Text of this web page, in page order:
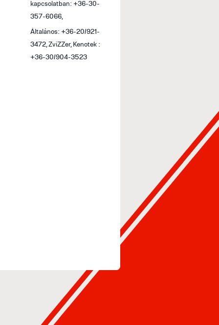
kapcsolatban: +36-30-
357-6066,
Általános: +36-20/921-
3472, ZviZZer, Kenotek :
+36-30/904-3523